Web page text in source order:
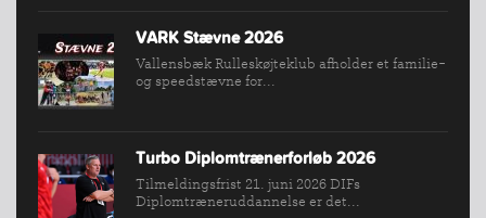
BREDDEPULJE
NYHEDER
FIND
SPORTSGRENE
FORBUNDET
VARK Stævne 2026
Vallensbæk Rulleskøjteklub afholder et familie-
og speedstævne for...
Turbo Diplomtrænerforløb 2026
Tilmeldingsfrist 21. juni 2026 DIFs
Diplomtræneruddannelse er det...